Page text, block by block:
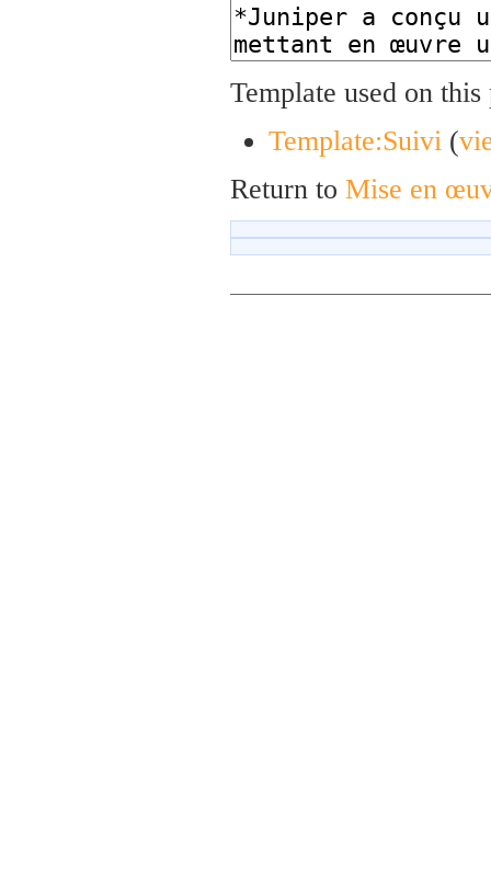
Template used on this
Template:Suivi (
Return to Mise en